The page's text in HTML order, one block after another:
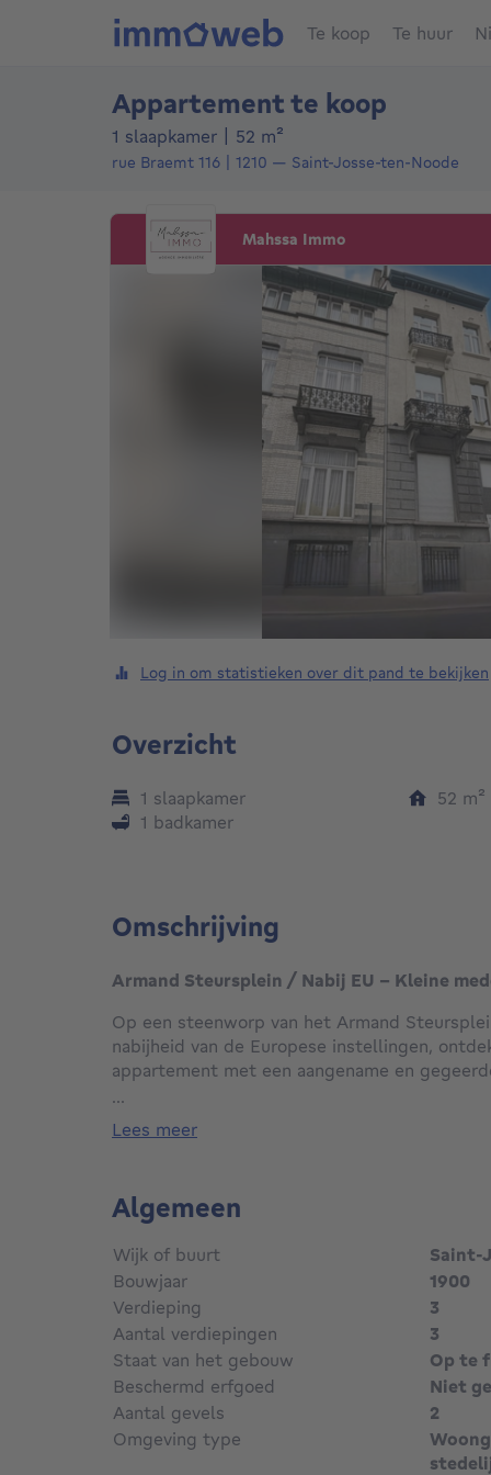
Te koop Te huur
Appartement te koop
1 slaapkamer 52 m²
rue Braemt 116 1210 — Saint-Josse-ten-Noode
Mahssa Immo
Log in om statistieken over dit pand te bekijken
Overzicht
1 slaapkamer
1 badkamer
52 m²
Omschrijving
Armand Steursplein / Nabij EU – Kleine
Op een steenworp van het Armand
nabijheid van de Europese instellingen,
appartement met een aangename en
Gelegen in een kleine mede-eigendom van
zonder lift, geniet het van een rustige
bewoning als voor een zorgeloze investering.
vastgoedinvestering.
Gelegen op de derde verdieping bestaat het
inkomhal, een leefruimte met open keuken,
badkamer.
Een bureauruimte ingericht in de
geheel, ideaal voor telewerk of als
...
lees meer
Algemeen
Wijk of buurt
Saint-
Bouwjaar
1900
Verdieping
3
Aantal verdiepingen
3
Staat van het gebouw
Op te
Beschermd erfgoed
Niet
Aantal gevels
2
Omgeving type